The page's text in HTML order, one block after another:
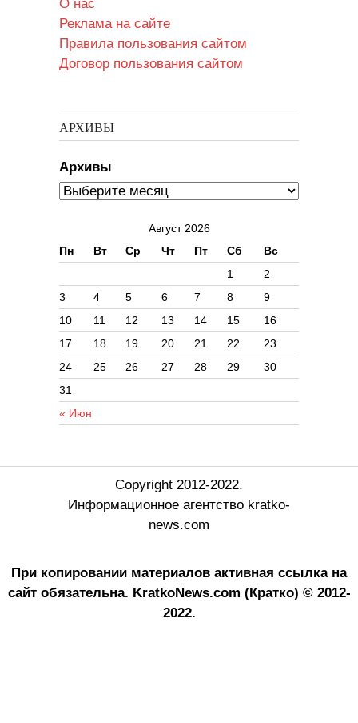
О нас
Реклама на сайте
Правила пользования сайтом
Договор пользования сайтом
АРХИВЫ
Архивы
Август 2026
Пн
Вт Ср Чт Пт Сб Вс
« Июн
1
2
3
4 5 6 7 8
9
10
11 12 13 14 15
16
17
18 19 20 21 22
23
24
25 26 27 28 29
30
31
Copyright 2012-2022.
Информационное агентство kratko-
news.com
При копировании материалов активная ссылка на
сайт обязательна. KratkoNews.com (Кратко) © 2012-
2022.